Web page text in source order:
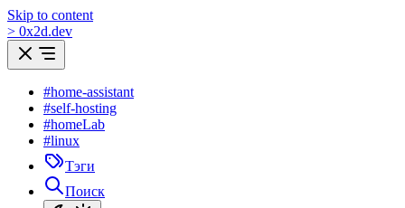
Skip to content
> 0x2d.dev
#home-assistant
#self-hosting
#homeLab
#linux
Тэги
Поиск